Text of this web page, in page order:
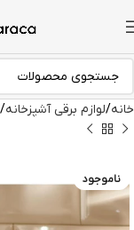
خانه لوازم برقی آشپزخانه
ناموجود